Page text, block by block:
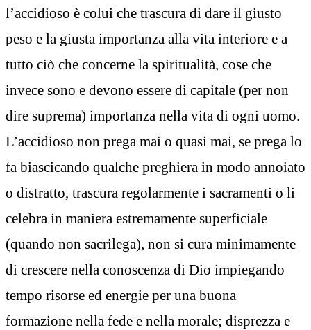
l’accidioso è colui che trascura di dare il giusto
peso e la giusta importanza alla vita interiore e a
tutto ciò che concerne la spiritualità, cose che
invece sono e devono essere di capitale (per non
dire suprema) importanza nella vita di ogni uomo.
L’accidioso non prega mai o quasi mai, se prega lo
fa biascicando qualche preghiera in modo annoiato
o distratto, trascura regolarmente i sacramenti o li
celebra in maniera estremamente superficiale
(quando non sacrilega), non si cura minimamente
di crescere nella conoscenza di Dio impiegando
tempo risorse ed energie per una buona
formazione nella fede e nella morale; disprezza e